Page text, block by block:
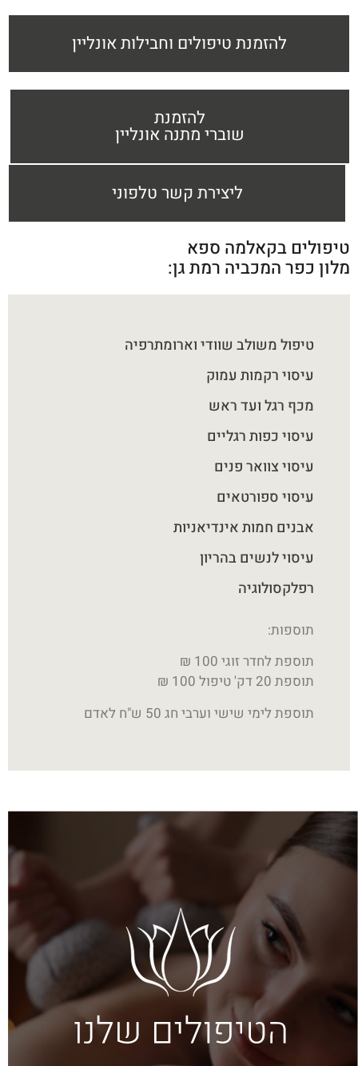
טיפולים בקאלמה ספא
מלון כפר המכביה רמת גן:
טיפול משולב שוודי וארומתרפיה
עיסוי רקמות עמוק
מכף רגל ועד ראש
עיסוי כפות רגליים
עיסוי צוואר פנים
עיסוי ספורטאים
אבנים חמות אינדיאניות
עיסוי לנשים בהריון
רפלקסולוגיה
תוספות:
תוספת לחדר זוגי 100 ₪
תוספת 20 דק' טיפול 100 ₪
תוספת לימי שישי וערבי חג 50 ש"ח לאדם
להזמנת טיפולים וחבילות אונליין
להזמנת
שוברי מתנה אונליין
ליצירת קשר טלפוני